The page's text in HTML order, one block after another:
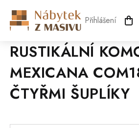
obsah
Přihlášení
RUSTIKÁLNÍ
MEXICANA
ČTYŘMI ŠUPLÍKY